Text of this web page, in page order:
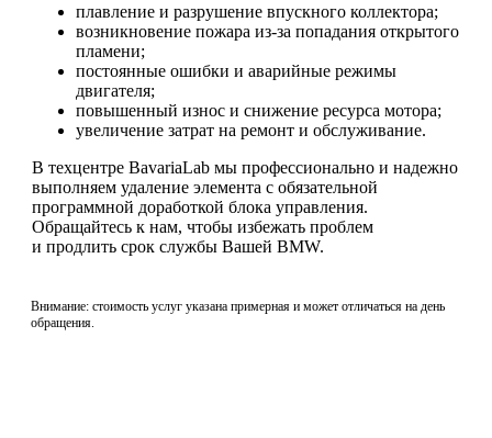
плавление и разрушение впускного коллектора;
возникновение пожара из-за попадания открытого
пламени;
постоянные ошибки и аварийные режимы
двигателя;
повышенный износ и снижение ресурса мотора;
увеличение затрат на ремонт и обслуживание.
В техцентре BavariaLab мы профессионально и надежно
выполняем удаление элемента с обязательной
программной доработкой блока управления.
Обращайтесь к нам, чтобы избежать проблем
и продлить срок службы Вашей BMW.
Внимание: стоимость услуг указана примерная и может отличаться на день
обращения.